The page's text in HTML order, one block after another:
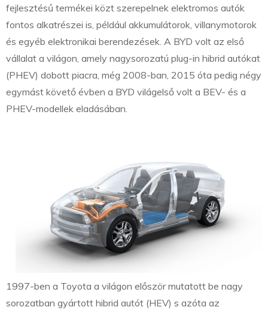
fejlesztésű termékei közt szerepelnek elektromos autók
fontos alkatrészei is, például akkumulátorok, villanymotorok
és egyéb elektronikai berendezések. A BYD volt az első
vállalat a világon, amely nagysorozatú plug-in hibrid autókat
(PHEV) dobott piacra, még 2008-ban, 2015 óta pedig négy
egymást követő évben a BYD világelső volt a BEV- és a
PHEV-modellek eladásában.
1997-ben a Toyota a világon először mutatott be nagy
sorozatban gyártott hibrid autót (HEV) s azóta az